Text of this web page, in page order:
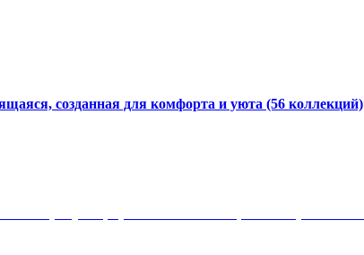
созданная для комфорта и уюта (56 коллекций)